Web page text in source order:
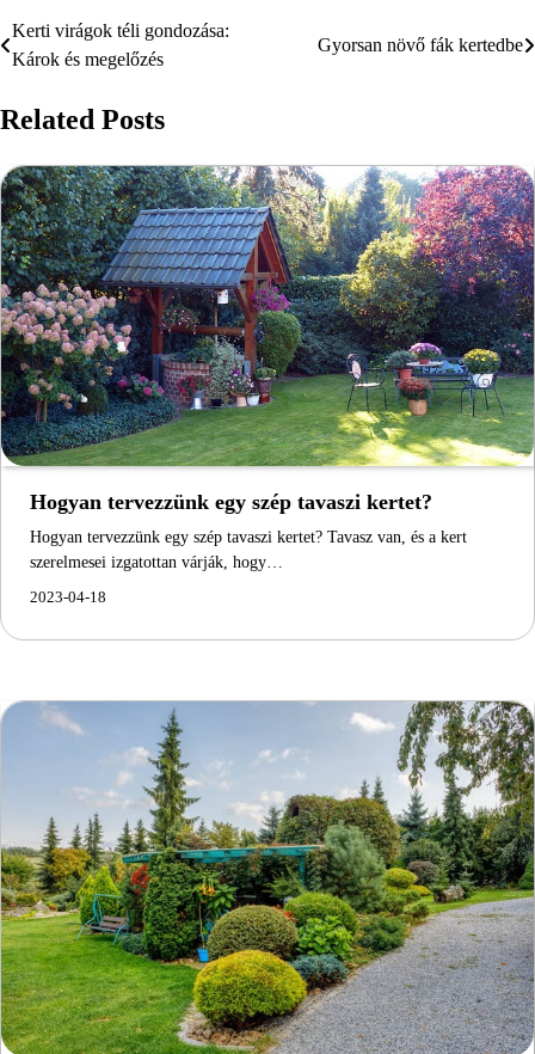
Bejegyzés
Kerti virágok téli gondozása:
Károk és megelőzés
Gyorsan növő fák kertedbe
Related Posts
Hogyan tervezzünk egy szép tavaszi kertet?
Hogyan tervezzünk egy szép tavaszi kertet? Tavasz van, és a kert
szerelmesei izgatottan várják, hogy…
2023-04-18